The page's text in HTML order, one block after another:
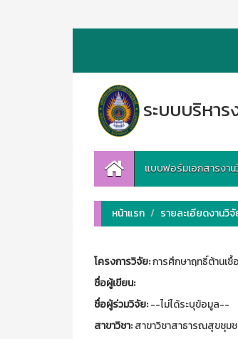
ระบบบริหา
แบบฟอร์มเอกสารงา
หน้าแรก รายละเอียดงาน
โครงการวิจัย:การศึกษาฤทธิ์ต้านเ
ชื่อผู้เขียน:
ชื่อผู้ร่วมวิจัย:--ไม่ได้ระบุข้อมูล--
สาขาวิชา:สาขาวิชาสาธารณสุขชุม